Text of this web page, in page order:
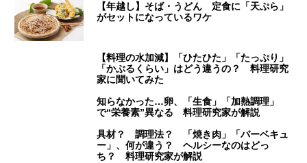
【年越し】そば・うどん 定食に「天ぷら」
がセットになっているワケ
【料理の水加減】「ひたひた」「たっぷり」
「かぶるくらい」はどう違うの？ 料理研究
家に聞いてみた
知らなかった…卵、「生食」「加熱調理」
で“栄養素”異なる 料理研究家が解説
具材？ 調理法？ 「焼き肉」「バーベキュ
ー」、何が違う？ ヘルシーなのはどっ
ち？ 料理研究家が解説